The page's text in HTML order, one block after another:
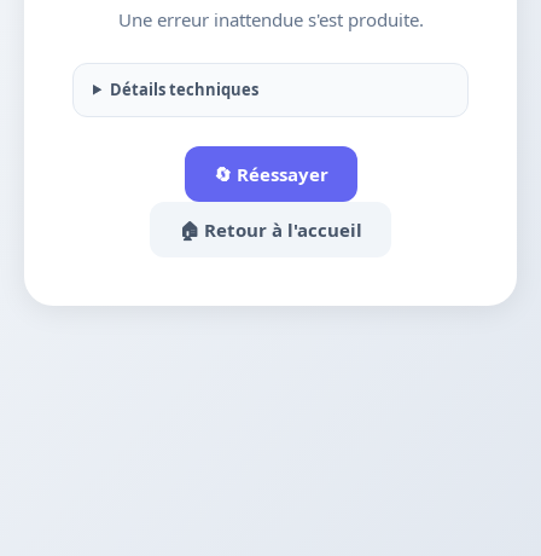
Une erreur inattendue s'est produite.
Détails techniques
🔄 Réessayer
🏠 Retour à l'accueil